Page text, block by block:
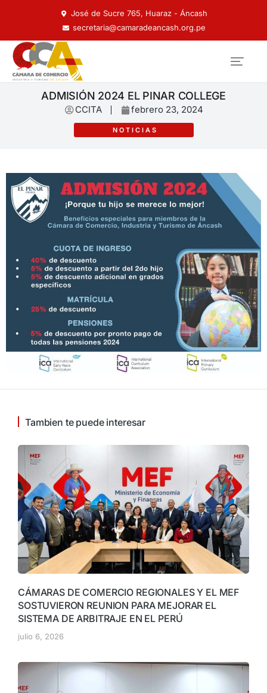
José de Sucre 765, Huaraz - Áncash
secretaria@camaradeancash.org.pe
ADMISIÓN 2024 EL PINAR COLLEGE
CCITA febrero 23, 2024
NOTICIAS
Tambien te puede interesar
CÁMARAS DE COMERCIO REGIONALES Y EL MEF
SOSTUVIERON REUNION PARA MEJORAR EL
SISTEMA DE ARBITRAJE EN EL PERÚ
julio 6, 2026